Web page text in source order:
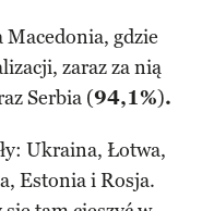
gdzie
zaraz za nią
Serbia (94,1%).
Ukraina, Łotwa,
Estonia i Rosja.